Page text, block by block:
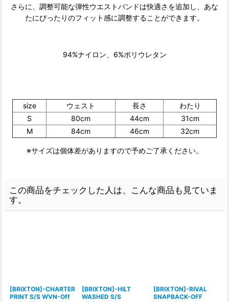
さらに、調整可能な弾性ウエストバンドは快適さを追加し、あな
たにぴったりのフィット感に調整することができます。
94%ナイロン、6%ポリウレタン
size ウェスト 長さ
わたり
S
80cm 44cm
31cm
M
84cm 46cm 32cm
※サイズは個体差がありますので予めご了承ください。
この商品をチェックした人は、こんな商品も見ていま
す。
[BRIXTON]-CHARTER
PRINT S/S WVN-Off
[BRIXTON]-HILT
WASHED S/S
[BRIXTON]-RIVAL
SNAPBACK-OFF